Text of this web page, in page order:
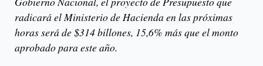
radicará el Ministerio de Hacienda en las próximas
horas será de $314 billones, 15,6% más que el monto
aprobado para este año.